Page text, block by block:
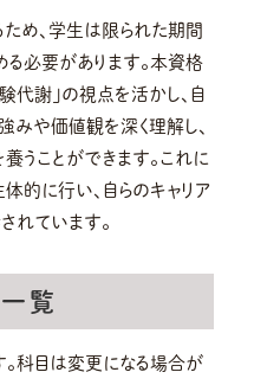
め、学生は限られた期間
必要があります。本資格
代謝」の視点を活かし、自
みや価値観を深く理解し、
養うことができます。これに
的に行い、自らのキャリア
れています。
覧
科目は変更になる場合が